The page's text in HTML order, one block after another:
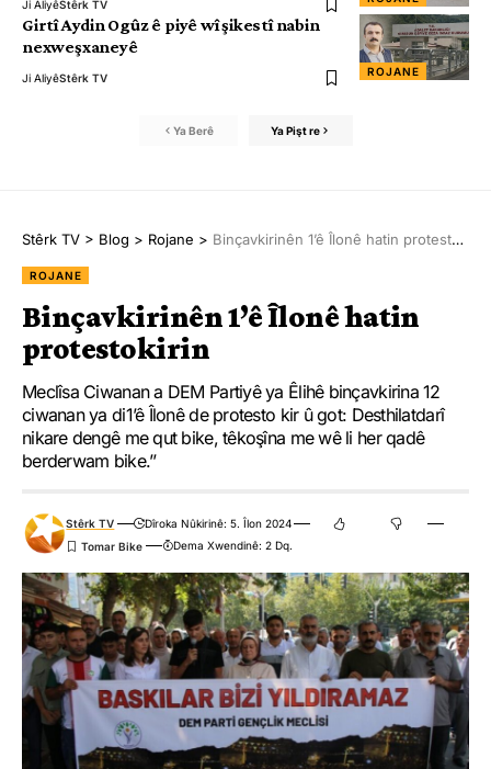
Ji AliyêStêrk TV
ROJANE
Girtî Aydin Ogûz ê piyê wî şikestî nabin
nexweşxaneyê
Ji AliyêStêrk TV
Ya Berê Ya Pişt re
Stêrk TV > Blog > Rojane > Binçavkirinên 1’ê Îlonê hatin protestokirin
ROJANE
Binçavkirinên 1’ê Îlonê hatin
protestokirin
Meclîsa Ciwanan a DEM Partiyê ya Êlihê binçavkirina 12
ciwanan ya di1’ê Îlonê de protesto kir û got: Desthilatdarî
nikare dengê me qut bike, têkoşîna me wê li her qadê
berderwam bike.’’
Stêrk TV
Dîroka Nûkirinê: 5. Îlon 2024
Dema Xwendinê: 2 Dq.